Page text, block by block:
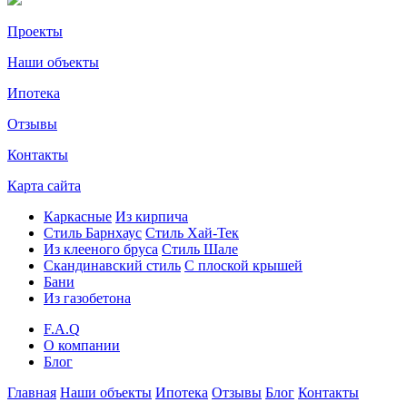
Проекты
Наши объекты
Ипотека
Отзывы
Контакты
Карта сайта
Каркасные Из кирпича
Cтиль Барнхаус Стиль Хай-Тек
Из клееного бруса Стиль Шале
Скандинавский стиль С плоской крышей
Бани
Из газобетона
F.A.Q
О компании
Блог
Главная Наши объекты Ипотека Отзывы Блог Контакты